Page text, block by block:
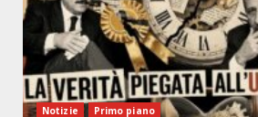
Notizie Primo piano